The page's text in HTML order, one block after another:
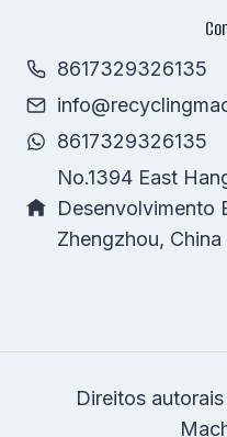
8617329326135
8617329326135
No.1394 East
Desenvolvimento
Zhengzhou, China
Direitos